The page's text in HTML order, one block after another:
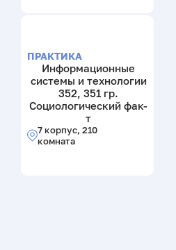
ПРАКТИКА
Информационные
системы и технологии
352, 351 гр.
Социологический фак-
т
7 корпус, 210
комната